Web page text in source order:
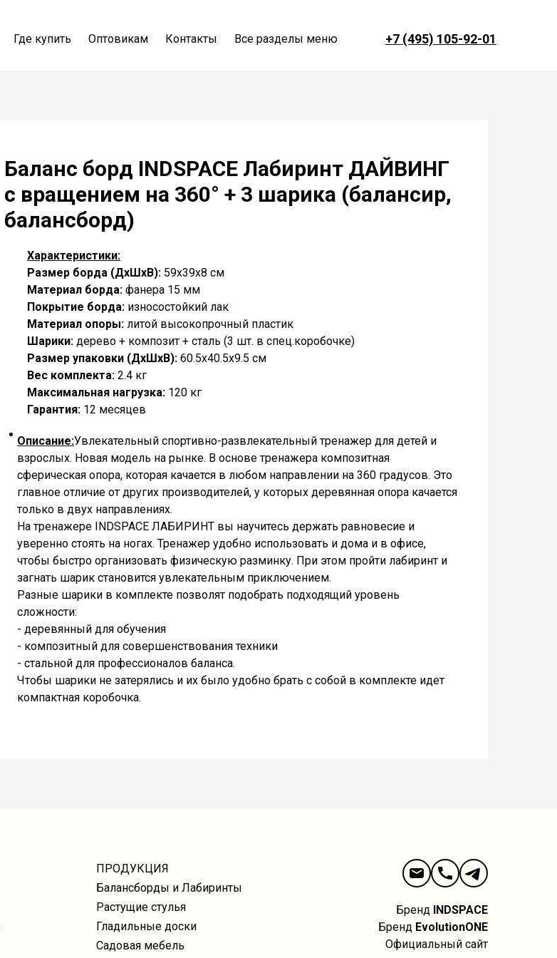
Где купить Оптовикам Контакты Все разделы меню +7 (495) 105-92-01
Баланс борд INDSPACE Лабиринт ДАЙВИНГ
с вращением на 360° + 3 шарика (балансир,
балансборд)
Характеристики:
Размер борда (ДхШхВ): 59х39х8 cм
Материал борда: фанера 15 мм
Покрытие борда: износостойкий лак
Материал опоры: литой высокопрочный пластик
Шарики: дерево + композит + сталь (3 шт. в спец.коробочке)
Размер упаковки (ДхШхВ):60.5х40.5х9.5 см
Вес комплекта: 2.4 кг
Максимальная нагрузка: 120 кг
Гарантия: 12 месяцев
Описание:Увлекательный спортивно-развлекательный тренажер для детей и
взрослых. Новая модель на рынке. В основе тренажера композитная
сферическая опора, которая качается в любом направлении на 360 градусов. Это
главное отличие от других производителей, у которых деревянная опора качается
только в двух направлениях.
На тренажере INDSPACE ЛАБИРИНТ вы научитесь держать равновесие и
уверенно стоять на ногах. Тренажер удобно использовать и дома и в офисе,
чтобы быстро организовать физическую разминку. При этом пройти лабиринт и
загнать шарик становится увлекательным приключением.
Разные шарики в комплекте позволят подобрать подходящий уровень
сложности:
- деревянный для обучения
- композитный для совершенствования техники
- стальной для профессионалов баланса.
Чтобы шарики не затерялись и их было удобно брать с собой в комплекте идет
компактная коробочка.
ПРОДУКЦИЯ
Балансборды и Лабиринты
Растущие стулья
Гладильные доски
Садовая мебель
Бренд INDSPACE
Бренд EvolutionONE
Официальный сайт